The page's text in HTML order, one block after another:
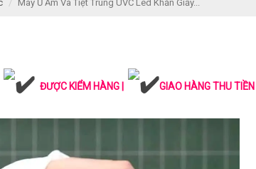
Máy Ủ Ấm Và Tiệt Trùng UVC Led Khăn Giấy...
ĐƯỢC KIỂM HÀNG | GIAO HÀNG THU TIỀN |